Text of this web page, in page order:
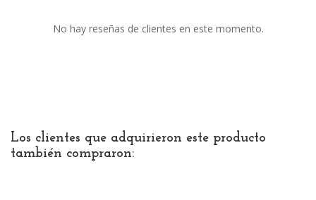
No hay reseñas de clientes en este momento.
Los clientes que adquirieron este producto
también compraron: